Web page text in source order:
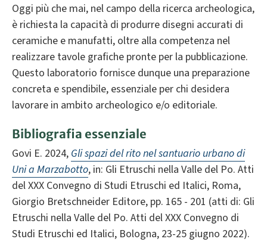
Oggi più che mai, nel campo della ricerca archeologica,
è richiesta la capacità di produrre disegni accurati di
ceramiche e manufatti, oltre alla competenza nel
realizzare tavole grafiche pronte per la pubblicazione.
Questo laboratorio fornisce dunque una preparazione
concreta e spendibile, essenziale per chi desidera
lavorare in ambito archeologico e/o editoriale.
Bibliografia essenziale
Govi E. 2024, Gli spazi del rito nel santuario urbano di
Uni a Marzabotto, in: Gli Etruschi nella Valle del Po. Atti
del XXX Convegno di Studi Etruschi ed Italici, Roma,
Giorgio Bretschneider Editore, pp. 165 - 201 (atti di: Gli
Etruschi nella Valle del Po. Atti del XXX Convegno di
Studi Etruschi ed Italici, Bologna, 23-25 giugno 2022).